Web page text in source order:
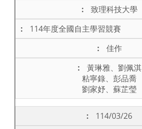
致理科技大學
114年度全國自主學習競賽
佳作
黃琳雅、劉佩淇
粘寧錄、彭品喬
劉家妤、蘇芷瑩
114/03/26